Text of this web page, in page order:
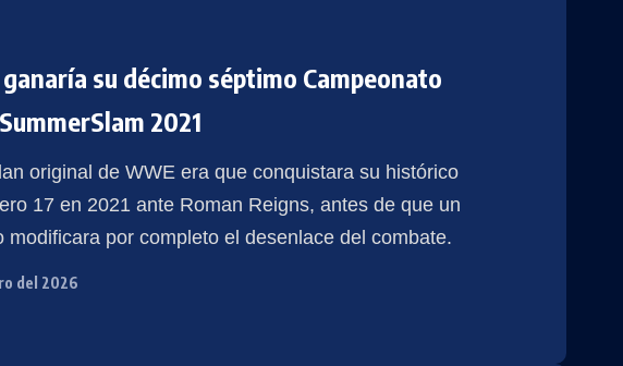
su décimo séptimo Campeonato
2021
original de WWE era que conquistara su histórico
17 en 2021 ante Roman Reigns, antes de que un
modificara por completo el desenlace del combate.
del 2026